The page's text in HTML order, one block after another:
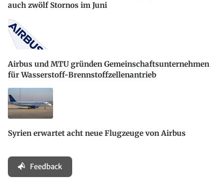
auch zwölf Stornos im Juni
Airbus und MTU gründen Gemeinschaftsunternehmen
für Wasserstoff-Brennstoffzellenantrieb
Syrien erwartet acht neue Flugzeuge von Airbus
Feedback